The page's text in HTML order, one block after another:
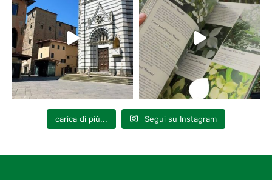
carica di più... Segui su Instagram